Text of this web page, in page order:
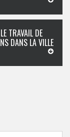
TRAVAIL DE
DANS LA VILLE